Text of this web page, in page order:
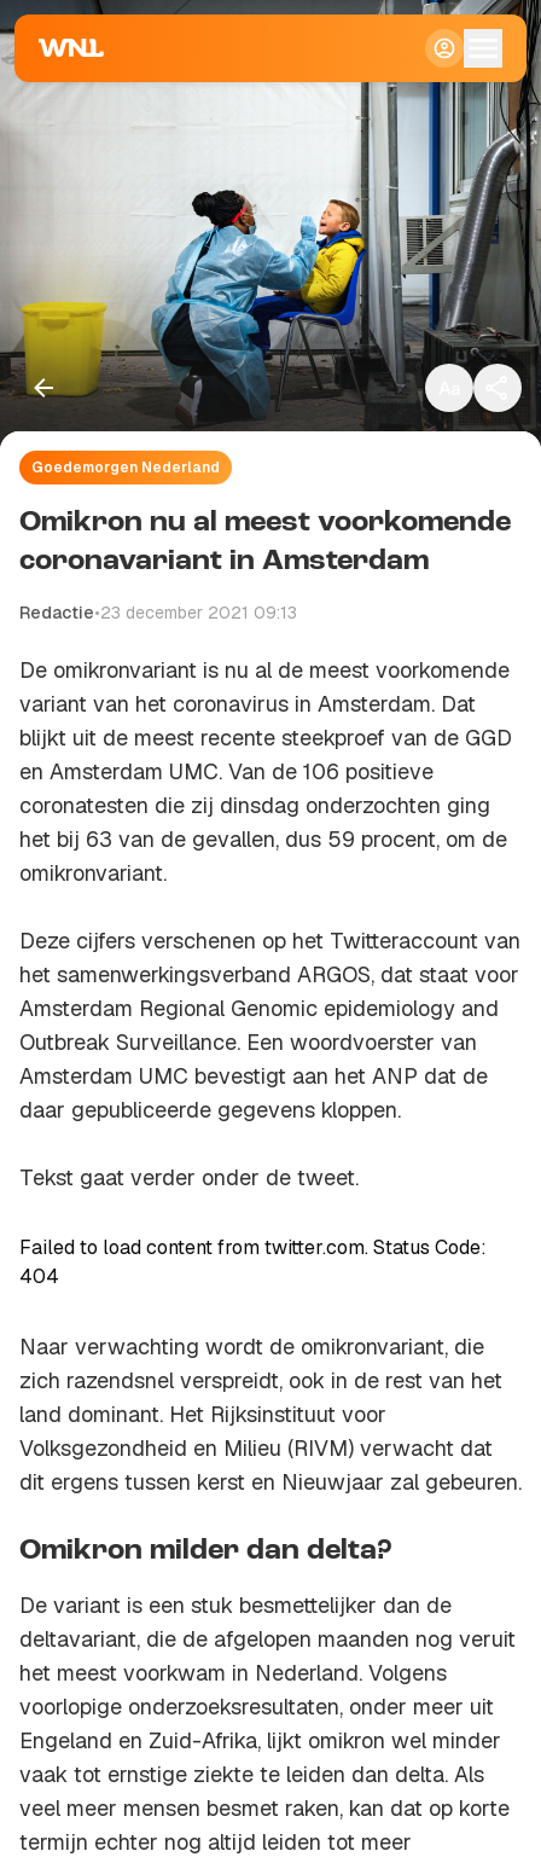
Klein
Standaard
Groot
Goedemorgen Nederland
Omikron nu al meest voorkomende
coronavariant in Amsterdam
Redactie•23 december 2021 09:13
De omikronvariant is nu al de meest voorkomende
variant van het coronavirus in Amsterdam. Dat
blijkt uit de meest recente steekproef van de GGD
en Amsterdam UMC. Van de 106 positieve
coronatesten die zij dinsdag onderzochten ging
het bij 63 van de gevallen, dus 59 procent, om de
omikronvariant.
Deze cijfers verschenen op het Twitteraccount van
het samenwerkingsverband ARGOS, dat staat voor
Amsterdam Regional Genomic epidemiology and
Outbreak Surveillance. Een woordvoerster van
Amsterdam UMC bevestigt aan het ANP dat de
daar gepubliceerde gegevens kloppen.
Tekst gaat verder onder de tweet.
Failed to load content from twitter.com. Status Code:
404
Naar verwachting wordt de omikronvariant, die
zich razendsnel verspreidt, ook in de rest van het
land dominant. Het Rijksinstituut voor
Volksgezondheid en Milieu (RIVM) verwacht dat
dit ergens tussen kerst en Nieuwjaar zal gebeuren.
Omikron milder dan delta?
De variant is een stuk besmettelijker dan de
deltavariant, die de afgelopen maanden nog veruit
het meest voorkwam in Nederland. Volgens
voorlopige onderzoeksresultaten, onder meer uit
Engeland en Zuid-Afrika, lijkt omikron wel minder
vaak tot ernstige ziekte te leiden dan delta. Als
veel meer mensen besmet raken, kan dat op korte
termijn echter nog altijd leiden tot meer